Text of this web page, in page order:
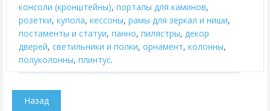
консоли (кронштейны), порталы для каминов,
розетки, купола, кессоны, рамы для зеркал и ниши,
постаменты и статуи, панно, пилястры, декор
дверей, cветильники и полки, орнамент, колонны,
полуколонны, плинтус.